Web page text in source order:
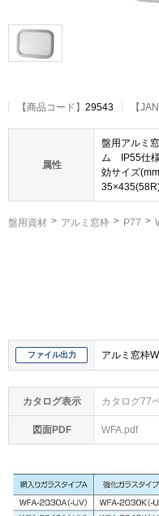
【商品コード】 29543 【JAN
属性
盤用アルミ
ム IP55仕
効サイズ
盤用資材 アルミ窓枠 P77
ファイル出力 アルミ窓枠
カタログ表示 カタログ77
図面PDF WFA.pdf